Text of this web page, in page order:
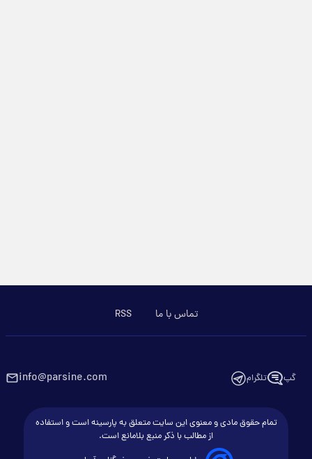
تماس با ما RSS
گپ تلگرام info@parsine.com
تمام حقوق مادی و معنوی این سایت متعلق به پارسینه است و استفاده
از مطالب با ذکر منبع بلامانع است.